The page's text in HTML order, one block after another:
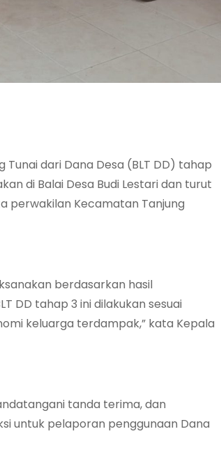
dari Dana Desa (BLT DD) tahap
di Balai Desa Budi Lestari dan turut
perwakilan Kecamatan Tanjung
berdasarkan hasil
DD tahap 3 ini dilakukan sesuai
keluarga terdampak,” kata Kepala
tanda terima, dan
untuk pelaporan penggunaan Dana